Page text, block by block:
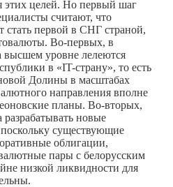
этих целей. Но первый шаг
считают, что
стать первой в СНГ страной,
Во-первых, в
высшем уровне лелеются
в «IT-страну», то есть
Долины в масштабах
направления вполне
планы. Во-вторых,
новые
существующие
облигации,
пары с белорусским
низкой ликвидности для